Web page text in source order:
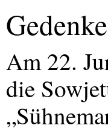
Am 22.
die